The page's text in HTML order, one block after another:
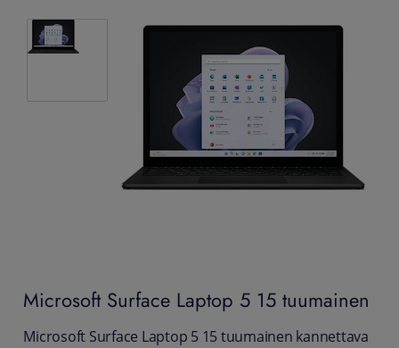
Microsoft Surface Laptop 5 15 tuumainen
Microsoft Surface Laptop 5 15 tuumainen kannettava